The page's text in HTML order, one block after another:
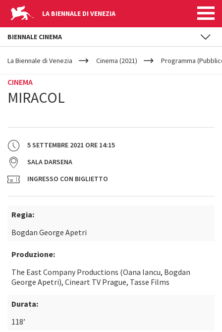
LA BIENNALE DI VENEZIA
YOUR
ARE
La Biennale di Venezia Cinema (2021) Programma
CINEMA
MIRACOL
5 SETTEMBRE 2021 ORE 14:15
SALA DARSENA
INGRESSO CON BIGLIETTO
Regia:
Bogdan George Apetri
Produzione:
The East Company Productions (Oana Iancu, Bogdan
George Apetri), Cineart TV Prague, Tasse Films
Durata:
118’
BIENNALE CINEMA